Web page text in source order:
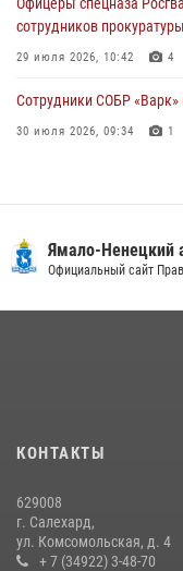
сотрудников
29 июля 2026, 10:42 4
Сотрудники СОБР
30 июля 2026, 09:34 1
18 июля 2026, 09:36 3
«Росгвардия. Вехи
стратегических
20 июля 2026, 09:03
Ямало-Ненецкий
Официальный сайт
КОНТАКТЫ
629008
г. Салехард,
ул. Комсомольская, д. 4
+ 7 (34922) 3-48-70